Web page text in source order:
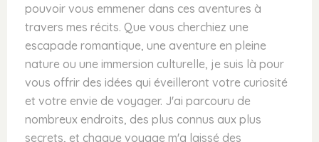
pouvoir vous emmener dans ces aventures à
travers mes récits. Que vous cherchiez une
escapade romantique, une aventure en pleine
nature ou une immersion culturelle, je suis là pour
vous offrir des idées qui éveilleront votre curiosité
et votre envie de voyager. J'ai parcouru de
nombreux endroits, des plus connus aux plus
secrets, et chaque voyage m'a laissé des